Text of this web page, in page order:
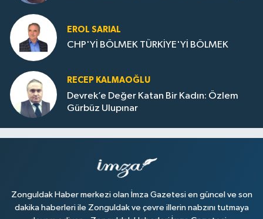
EROL SARIAL
CHP'Yİ BÖLMEK TÜRKİYE'Yİ BÖLMEK
RECEP KALMAOĞLU
Devrek’e Değer Katan Bir Kadın: Özlem
Gürbüz Ulupınar
Zonguldak Haber merkezi olan İmza Gazetesi en güncel ve son
dakika haberleri ile Zonguldak ve çevre illerin nabzını tutmaya